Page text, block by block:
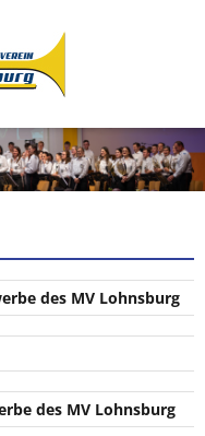
des MV Lohnsburg
des MV Lohnsburg